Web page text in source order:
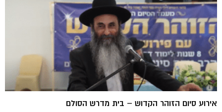
אירוע סיום הזוהר הקדוש – בית מדרש הסולם